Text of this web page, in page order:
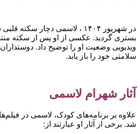
در شهریور ۱۴۰۴ ، لاسمی دچار
بستری گردید. عکسی از او پس از سکته
ویدیویی وضعیت او را توضیح داد. دوستداران
سلامتی خود را باز یابد.
آثار شهرام لاسمی
علاوه بر برنامه‌های کودک، لاسمی در
شد. برخی از آثار او عبارتند از: